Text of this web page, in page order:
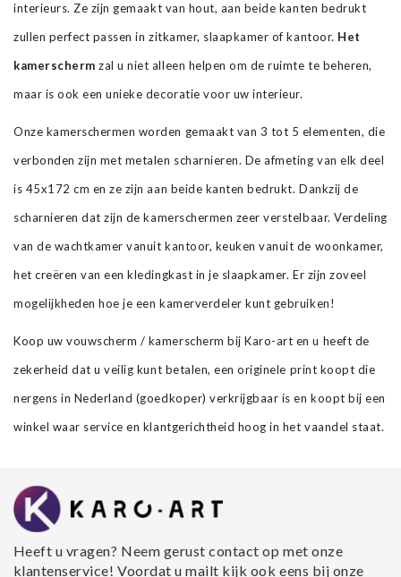
interieurs. Ze zijn gemaakt van hout, aan beide kanten bedrukt
zullen perfect passen in zitkamer, slaapkamer of kantoor. Het
kamerschermzal u niet alleen helpen om de ruimte te beheren,
maar is ook een unieke decoratie voor uw interieur.
Onze kamerschermen worden gemaakt van 3 tot 5 elementen, die
verbonden zijn met metalen scharnieren. De afmeting van elk deel
is 45x172 cm en ze zijn aan beide kanten bedrukt. Dankzij de
scharnieren dat zijn de kamerschermen zeer verstelbaar. Verdeling
van de wachtkamer vanuit kantoor, keuken vanuit de woonkamer,
het creëren van een kledingkast in je slaapkamer. Er zijn zoveel
mogelijkheden hoe je een kamerverdeler kunt gebruiken!
Koop uw vouwscherm / kamerscherm bij Karo-art en u heeft de
zekerheid dat u veilig kunt betalen, een originele print koopt die
nergens in Nederland (goedkoper) verkrijgbaar is en koopt bij een
winkel waar service en klantgerichtheid hoog in het vaandel staat.
Heeft u vragen? Neem gerust contact op met onze
klantenservice! Voordat u mailt kijk ook eens bij onze